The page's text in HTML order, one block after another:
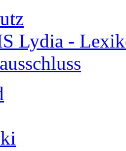
Lydia -